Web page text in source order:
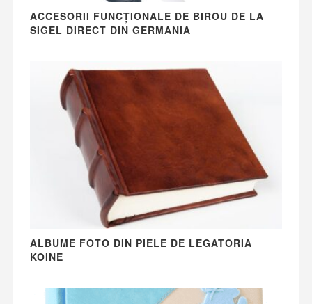
ACCESORII FUNCȚIONALE DE BIROU DE LA
SIGEL DIRECT DIN GERMANIA
ALBUME FOTO DIN PIELE DE LEGATORIA
KOINE